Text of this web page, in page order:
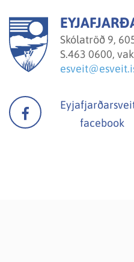
Skólatröð 9,
S.463 0600,
facebook